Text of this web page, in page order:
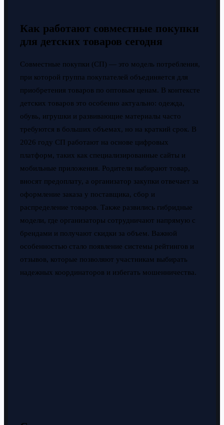
Как работают совместные покупки
для детских товаров сегодня
Совместные покупки (СП) — это модель потребления,
при которой группа покупателей объединяется для
приобретения товаров по оптовым ценам. В контексте
детских товаров это особенно актуально: одежда,
обувь, игрушки и развивающие материалы часто
требуются в больших объемах, но на краткий срок. В
2026 году СП работают на основе цифровых
платформ, таких как специализированные сайты и
мобильные приложения. Родители выбирают товар,
вносят предоплату, а организатор закупки отвечает за
оформление заказа у поставщика, сбор и
распределение товаров. Также развились гибридные
модели, где организаторы сотрудничают напрямую с
брендами и получают скидки за объем. Важной
особенностью стало появление системы рейтингов и
отзывов, которые позволяют участникам выбирать
надежных координаторов и избегать мошенничества.